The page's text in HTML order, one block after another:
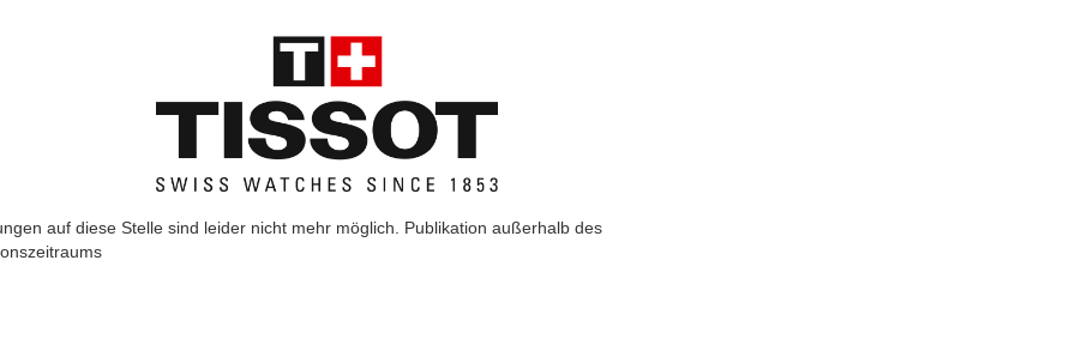
auf diese Stelle sind leider nicht mehr möglich. Publikation außerhalb des